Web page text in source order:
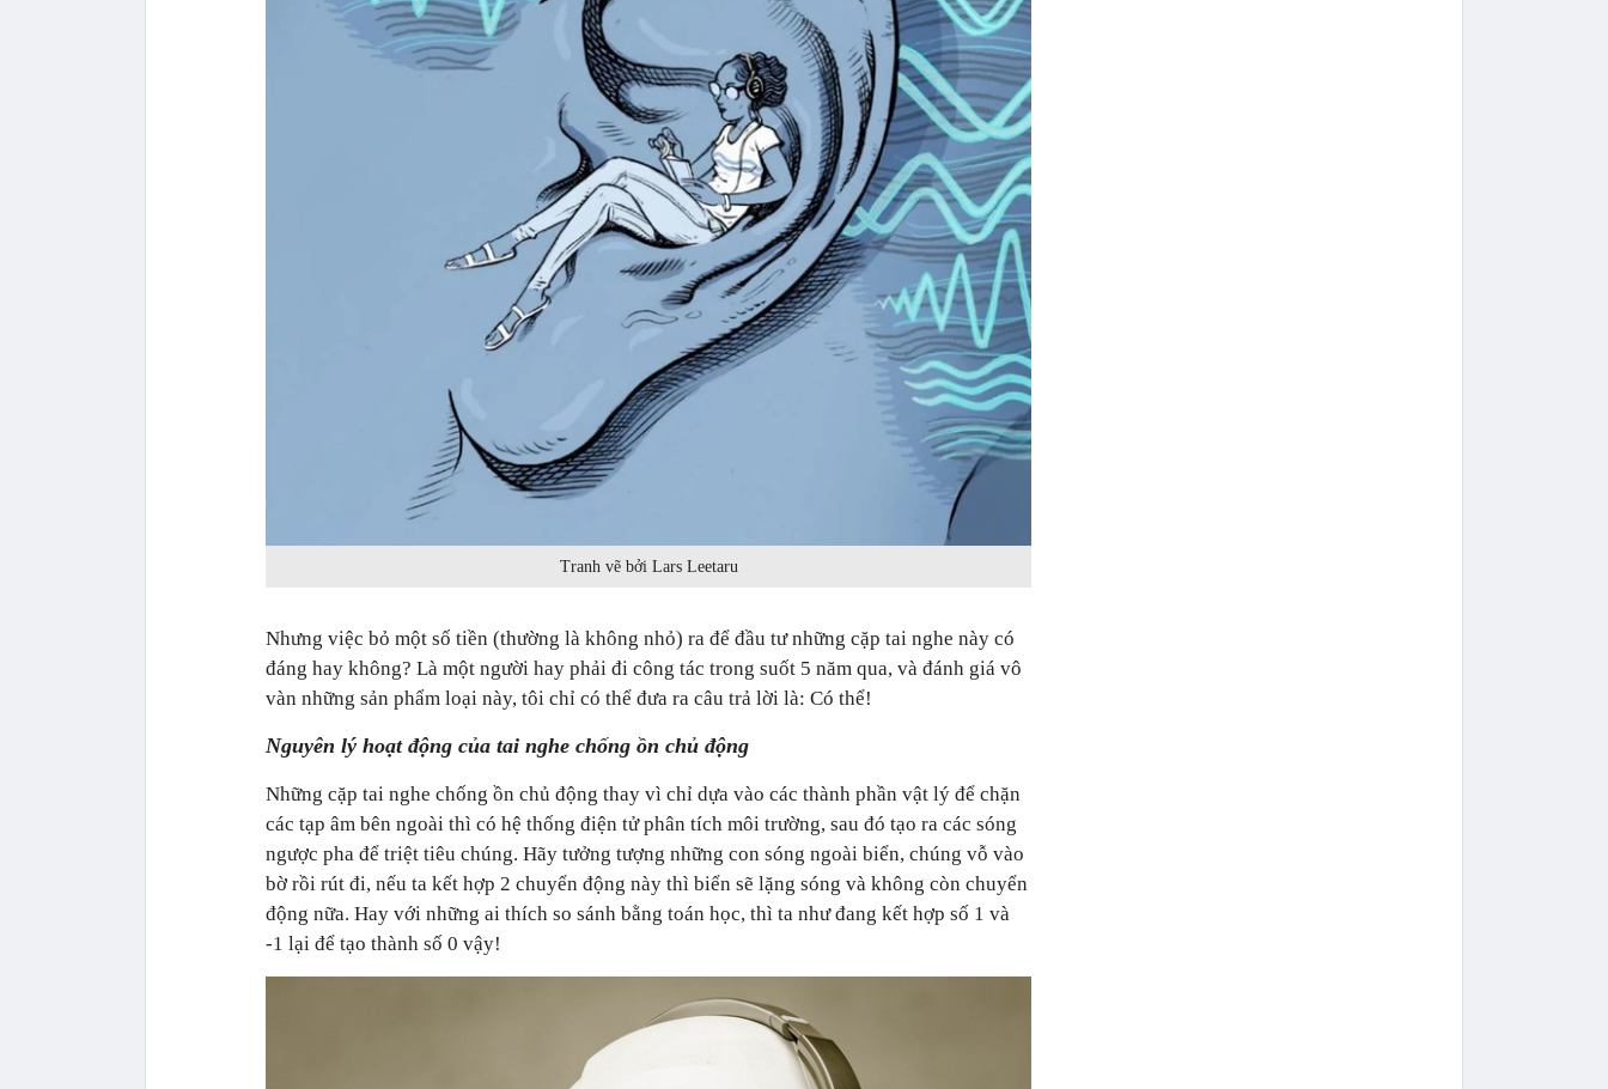
Tranh vẽ bởi Lars Leetaru
Nhưng việc bỏ một số tiền (thường là không nhỏ) ra để đầu tư những cặp tai nghe này có
đáng hay không? Là một người hay phải đi công tác trong suốt 5 năm qua, và đánh giá vô
vàn những sản phẩm loại này, tôi chỉ có thể đưa ra câu trả lời là: Có thể!
Nguyên lý hoạt động của tai nghe chống ồn chủ động
Những cặp tai nghe chống ồn chủ động thay vì chỉ dựa vào các thành phần vật lý để chặn
các tạp âm bên ngoài thì có hệ thống điện tử phân tích môi trường, sau đó tạo ra các sóng
ngược pha để triệt tiêu chúng. Hãy tưởng tượng những con sóng ngoài biển, chúng vỗ vào
bờ rồi rút đi, nếu ta kết hợp 2 chuyển động này thì biển sẽ lặng sóng và không còn chuyển
động nữa. Hay với những ai thích so sánh bằng toán học, thì ta như đang kết hợp số 1 và
-1 lại để tạo thành số 0 vậy!